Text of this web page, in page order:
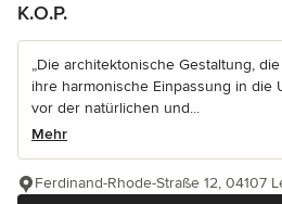
K.O.P.
„Die architektonische Gestaltung,
ihre harmonische Einpassung in die
vor der natürlichen und...
Mehr
Ferdinand-Rhode-Straße 12, 04107